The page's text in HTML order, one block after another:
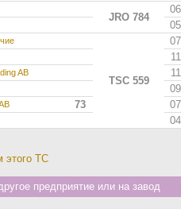
JRO 784
TSC 559
AB
73
этого ТС
предприятие или на завод